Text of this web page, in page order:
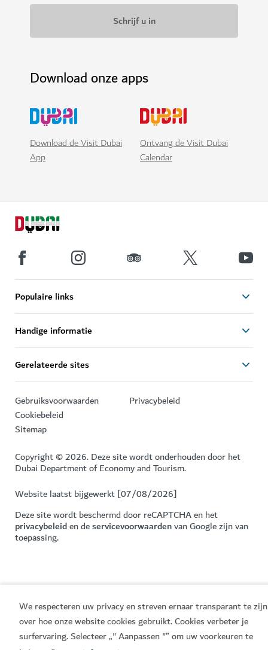
We respecteren uw privacy en streven ernaar transparant te zijn
over hoe onze website cookies gebruikt. Cookies verbeter je
surfervaring. Selecteer „" Aanpassen "” om uw voorkeuren te
Download onze apps
Download de Visit Dubai
App
Ontvang de Visit Dubai
Calendar
Populaire links
Handige informatie
Gerelateerde sites
Gebruiksvoorwaarden
Privacybeleid
Cookiebeleid
Sitemap
Copyright © 2026. Deze site wordt onderhouden door het
Dubai Department of Economy and Tourism.
Website laatst bijgewerkt [07/08/2026]
Deze site wordt beschermd door reCAPTCHA en het
privacybeleiden deservicevoorwaardenvan Google zijn van
toepassing.